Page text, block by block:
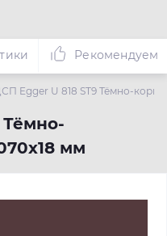
Egger U 818 ST9 Тёмно-
Тёмно-
мм
Рекомендуем